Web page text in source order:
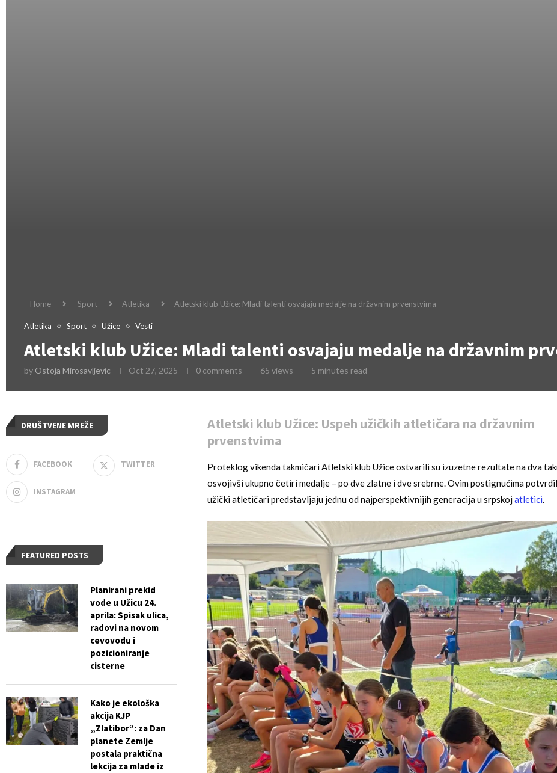
Home Sport Atletika Atletski klub Užice: Mladi talenti osvajaju medalje na državnim prvenstvima
Atletika Sport Užice Vesti
Atletski klub Užice: Mladi talenti osvajaju medalje na državnim
by Ostoja Mirosavljevic Oct 27, 2025 0 comments 65 views 5 minutes read
Atletski klub Užice: Uspeh užičkih atletičara na državnim
prvenstvima
Proteklog vikenda takmičari Atletski klub Užice ostvarili su izuzetne rezultate na dva
osvojivši ukupno četiri medalje – po dve zlatne i dve srebrne. Ovim postignućima
užički atletičari predstavljaju jednu od najperspektivnijih generacija u srpskojatletici.
DRUŠTVENE MREŽE
FACEBOOK TWITTER
INSTAGRAM
FEATURED POSTS
Planirani prekid
vode u Užicu 24.
aprila: Spisak ulica,
radovi na novom
cevovodu i
pozicioniranje
cisterne
Kako je ekološka
akcija KJP
„Zlatibor“: za Dan
planete Zemlje
postala praktična
lekcija za mlade iz